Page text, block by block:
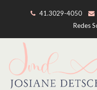
41.3029-4050
Redes